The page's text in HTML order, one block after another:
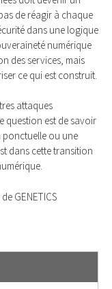
de réagir à chaque
dans une logique
numérique
des services, mais
ce qui est construit.
attaques
question est de savoir
ponctuelle ou une
dans cette transition
GENETICS